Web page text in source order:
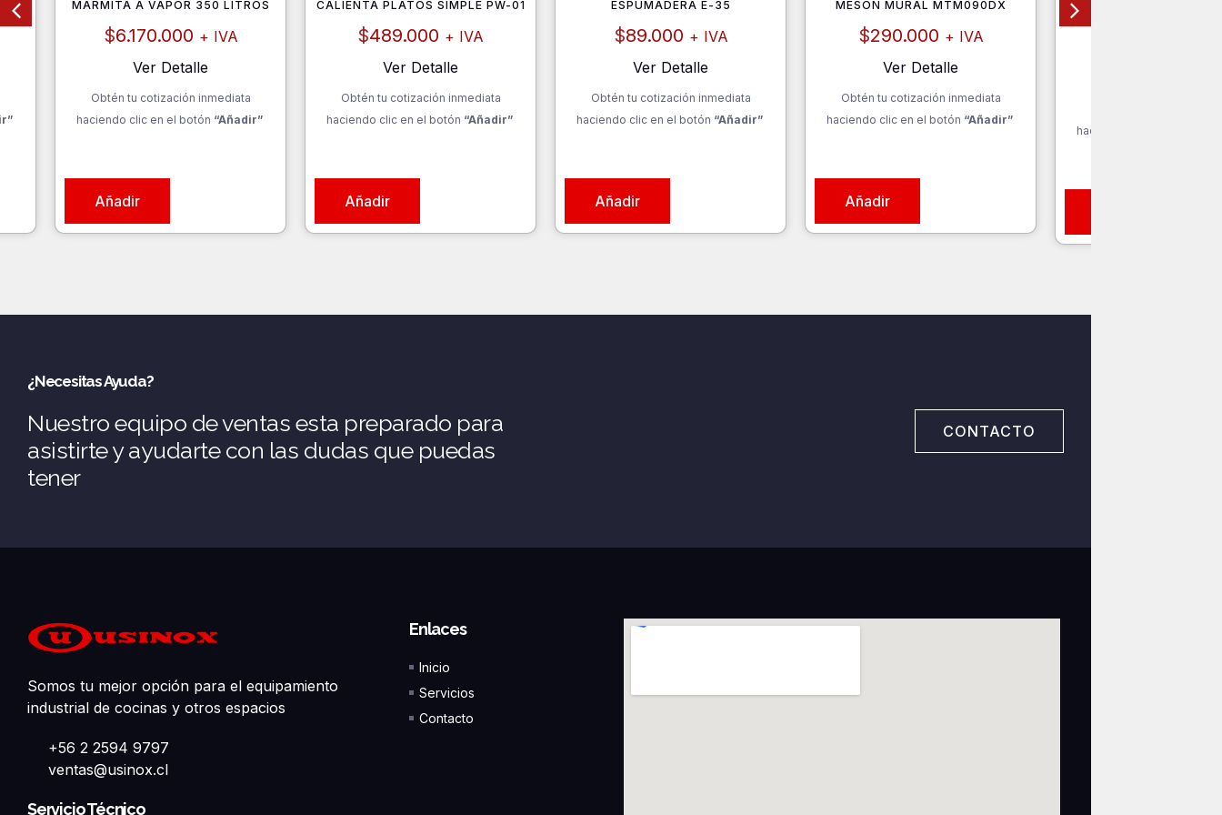
MARMITA A VAPOR 350 LITROS
$6.170.000 + IVA
Ver Detalle
Obtén tu cotización inmediata
haciendo clic en el botón “Añadir”
Añadir
CALIENTA PLATOS SIMPLE PW-01
$489.000 + IVA
Ver Detalle
Obtén tu cotización inmediata
haciendo clic en el botón “Añadir”
Añadir
ESPUMADERA E-35
$89.000 + IVA
Ver Detalle
Obtén tu cotización inmediata
haciendo clic en el botón “Añadir”
Añadir
MESÓN MURAL MTM090DX
$290.000 + IVA
Ver Detalle
Obtén tu cotización inmediata
haciendo clic en el botón “Añadir”
Añadir
haciendo clic en el botón
¿Necesitas Ayuda?
Nuestro equipo de ventas esta preparado para
asistirte y ayudarte con las dudas que puedas
tener
CONTACTO
Somos tu mejor opción para el equipamiento
industrial de cocinas y otros espacios
+56 2 2594 9797
ventas@usinox.cl
Servicio Técnico
Enlaces
Inicio
Servicios
Contacto